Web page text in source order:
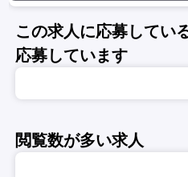
この求人に応募してい
応募しています
閲覧数が多い求人